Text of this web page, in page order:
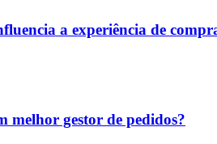
a experiência de
melhor gestor de pedidos?